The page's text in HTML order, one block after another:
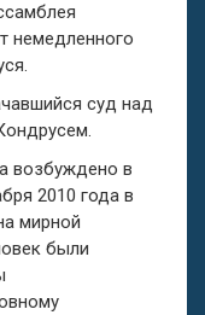
немедленного
суд над
возбуждено в
2010 года в
мирной
были